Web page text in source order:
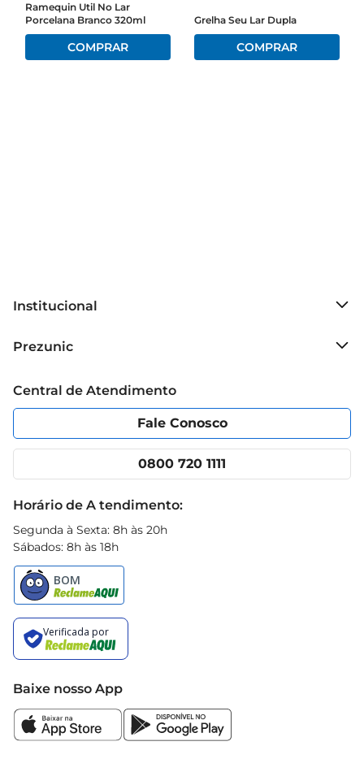
Ramequin Util No Lar
Porcelana Branco 320ml
Grelha Seu Lar Dupla
Institucional
Grupo Cencosud
Política de Privacidade
Portal do fornecedor
Cencosud Media
Prezunic
Código de Ética
App Prezunic
Central de Atendimento
Fale Conosco
0800 720 1111
Horário de A tendimento:
Segunda à Sexta: 8h às 20h
Sábados: 8h às 18h
Baixe nosso App